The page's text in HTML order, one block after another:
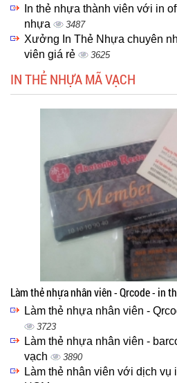
In thẻ nhựa thành viên với in
nhựa
3487
Xưởng In Thẻ Nhựa chuyên
viên giá rẻ
3625
IN THẺ NHỰA MÃ VẠCH
Làm thẻ nhựa nhân viên - Qrcode - in
Làm thẻ nhựa nhân viên -
3723
Làm thẻ nhựa nhân viên -
vạch
3890
Làm thẻ nhân viên với dịch vụ